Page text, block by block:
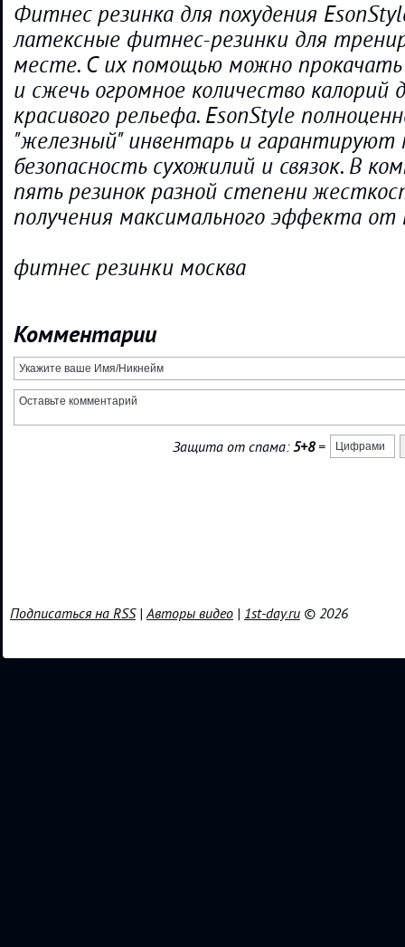
Фитнес резинка для похудения
латексные фитнес-резинки для
месте. С их помощью можно
и сжечь огромное количество калорий
красивого рельефа. EsonStyle
"железный" инвентарь и гарантируют
безопасность сухожилий и связок. В
пять резинок разной степени
получения максимального эффекта от
фитнес резинки москва
Комментарии
Защита от спама:5+8=
Подписаться на RSS|Авторы видео | 1st-day.ru © 2026